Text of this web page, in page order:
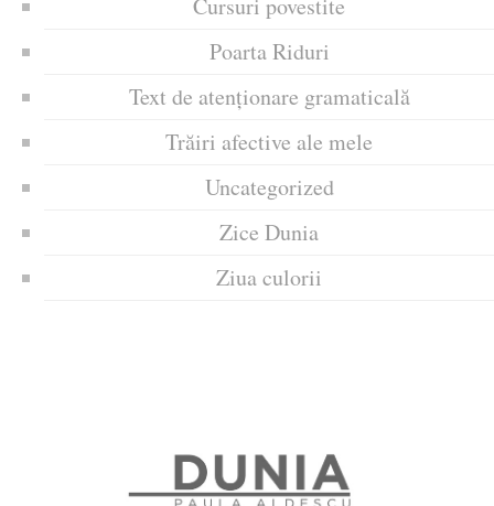
Poarta Riduri
Text de atenționare gramaticală
Trăiri afective ale mele
Uncategorized
Zice Dunia
Ziua culorii